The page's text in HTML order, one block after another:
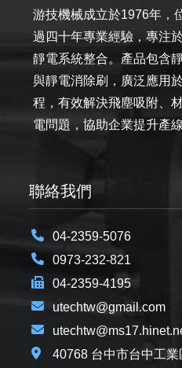
游技機械成立於1976年，
過四十年專業經驗，專注
靜電系統整合。產品包含
與靜電消除刷，廣泛應用
程，有效解決飛塵吸附、
電問題，協助企業提升產
聯絡我們
04-2359-5076
0973-232-821
04-2359-4195
utechtw@gmail.com
40768 台中市台中工